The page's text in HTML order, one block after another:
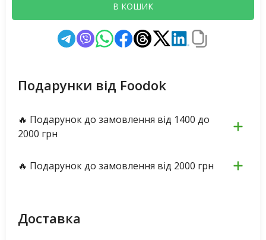
В КОШИК
Подарунки від Foodok
🔥 Подарунок до замовлення від 1400 до
2000 грн
🔥 Подарунок до замовлення від 2000 грн
Доставка